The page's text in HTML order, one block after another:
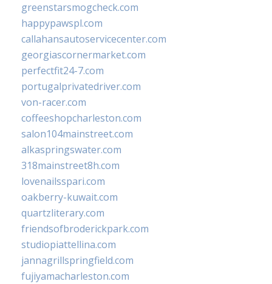
greenstarsmogcheck.com
happypawspl.com
callahansautoservicecenter.com
georgiascornermarket.com
perfectfit24-7.com
portugalprivatedriver.com
von-racer.com
coffeeshopcharleston.com
salon104mainstreet.com
alkaspringswater.com
318mainstreet8h.com
lovenailsspari.com
oakberry-kuwait.com
quartzliterary.com
friendsofbroderickpark.com
studiopiattellina.com
jannagrillspringfield.com
fujiyamacharleston.com